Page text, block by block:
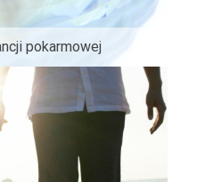
pokarmowej